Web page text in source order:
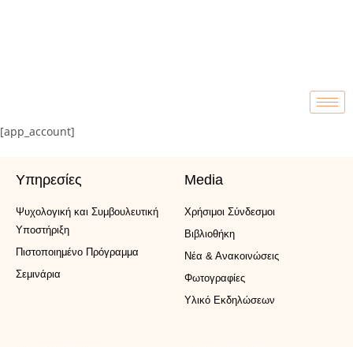
[app_account]
Υπηρεσίες
Ψυχολογική και Συμβουλευτική
Υποστήριξη
Πιστοποιημένο Πρόγραμμα
Σεμινάρια
Media
Xρήσιμοι Σύνδεσμοι
Βιβλιοθήκη
Νέα & Ανακοινώσεις
Φωτογραφίες
Υλικό Εκδηλώσεων